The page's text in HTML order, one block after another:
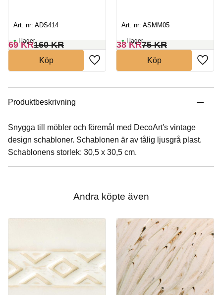
Art. nr: ADS414
69KR160KR
I lager
Köp
Art. nr: ASMM05
38KR75KR
I lager
Köp
Produktbeskrivning
Snygga till möbler och föremål med DecoArt's vintage
design schabloner. Schablonen är av tålig ljusgrå plast.
Schablonens storlek: 30,5 x 30,5 cm.
Andra köpte även